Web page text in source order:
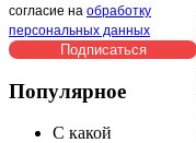
согласие на обработку
персональных данных
Популярное
С какой